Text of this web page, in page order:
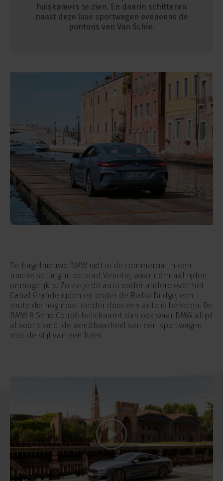
huiskamers te zien. En daarin schitteren
naast deze luxe sportwagen eveneens de
pontons van Van Schie.
De hagelnieuwe BMW rijdt in de commercial in een
unieke setting: in de stad Venetië, waar normaal rijden
onmogelijk is. Zo zie je de auto onder andere over het
Canal Grande rijden en onder de Rialto Bridge, een
route die nog nooit eerder door een auto is bereden. De
BMW 8 Serie Coupé belichaamt dan ook waar BMW altijd
al voor stond: de wendbaarheid van een sportwagen
met de stijl van een heer.